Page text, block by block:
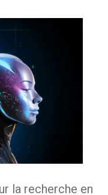
la recherche en